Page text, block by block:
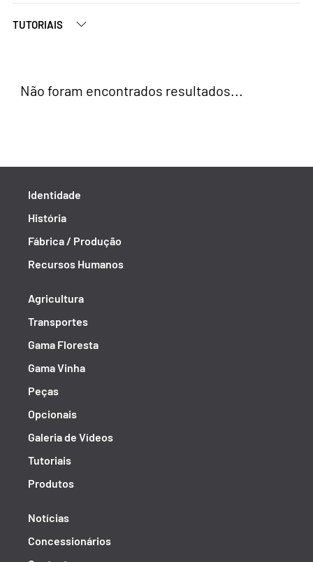
TUTORIAIS
Não foram encontrados resultados...
Identidade
História
Fábrica / Produção
Recursos Humanos
Agricultura
Transportes
Gama Floresta
Gama Vinha
Peças
Opcionais
Galeria de Vídeos
Tutoriais
Produtos
Notícias
Concessionários